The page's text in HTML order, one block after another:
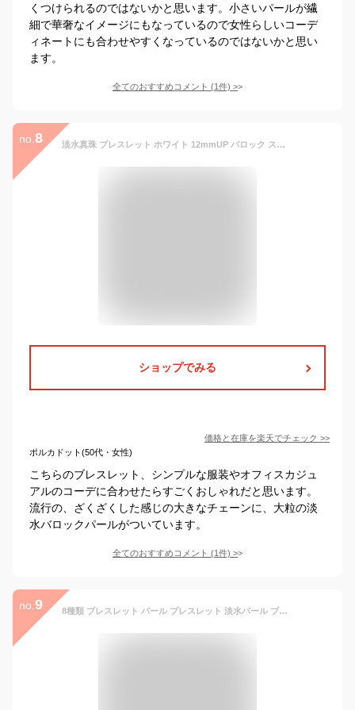
くつけられるのではないかと思います。小さいパールが繊
細で華奢なイメージにもなっているので女性らしいコーデ
ィネートにも合わせやすくなっているのではないかと思い
ます。
全てのおすすめコメント (1件) >
no. 8 淡水真珠 ブレスレット ホワイト 12mmUP バロック ステンレス (SUS316L) ゴールドプレート [n2]アレルギーフリー サージカルステンレス 金属アレルギー対応 バロックパール ブレスレット ユニセックス ジェンダーレス 男女兼用 カジュアル 普段使い アクセサリー
ショップでみる
価格と在庫を楽天でチェック >>
ポルカドット(50代・女性)
こちらのブレスレット、シンプルな服装やオフィスカジュ
アルのコーデに合わせたらすごくおしゃれだと思います。
流行の、ざくざくした感じの大きなチェーンに、大粒の淡
水バロックパールがついています。
全てのおすすめコメント (1件) >
no. 9 8種類 ブレスレット パール ブレスレット 淡水パール ブレスレット 真珠 ブレスレット 本真珠 ブレスレット バロック ブレスレット 上品 大人 おしゃれ 可愛い レディース お呼ばれ 入学式 入園式 卒業式 卒園式 結婚式 記念日 誕生日 同窓会 成人式